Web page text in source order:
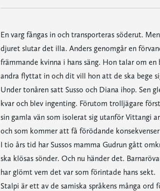
En varg fångas in och transporteras söderut.
djuret slutar det illa. Anders genomgår en
främmande kvinna i hans säng. Hon talar om
andra flyttat in och dit vill hon att de ska bege
Under tonåren satt Susso och Diana ihop. Sen
kvar och blev ingenting. Förutom trolljägare
sin gamla vän som isolerat sig utanför Vittangi
och som kommer att få förödande
I tio års tid har Sussos mamma Gudrun gått
ska klösas sönder. Och nu händer det.
har glömt vem det var som förintade hans sekt.
Stalpi är ett av de samiska språkens många ord